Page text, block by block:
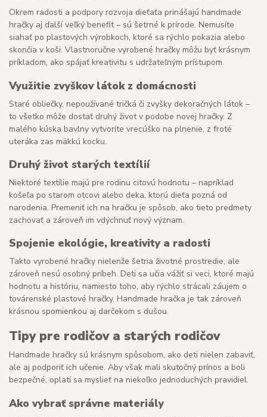
Okrem radosti a podpory rozvoja dieťaťa prinášajú handmade
hračky aj ďalší veľký benefit – sú šetrné k prírode. Nemusíte
siahať po plastových výrobkoch, ktoré sa rýchlo pokazia alebo
skončia v koši. Vlastnoručne vyrobené hračky môžu byť krásnym
príkladom, ako spájať kreativitu s udržateľným prístupom.
Využitie zvyškov látok z domácnosti
Staré obliečky, nepoužívané tričká či zvyšky dekoračných látok –
to všetko môže dostať druhý život v podobe novej hračky. Z
malého kúska bavlny vytvoríte vrecúško na plnenie, z froté
uteráka zas mäkkú kocku.
Druhý život starých textílií
Niektoré textílie majú pre rodinu citovú hodnotu – napríklad
košeľa po starom otcovi alebo deka, ktorú dieťa pozná od
narodenia. Premeniť ich na hračku je spôsob, ako tieto predmety
zachovať a zároveň im vdýchnuť nový význam.
Spojenie ekológie, kreativity a radosti
Takto vyrobené hračky nielenže šetria životné prostredie, ale
zároveň nesú osobný príbeh. Deti sa učia vážiť si veci, ktoré majú
hodnotu a históriu, namiesto toho, aby rýchlo strácali záujem o
továrenské plastové hračky. Handmade hračka je tak zároveň
krásnou spomienkou aj darčekom s dušou.
Tipy pre rodičov a starých rodičov
Handmade hračky sú krásnym spôsobom, ako deti nielen zabaviť,
ale aj podporiť ich učenie. Aby však mali skutočný prínos a boli
bezpečné, oplatí sa myslieť na niekoľko jednoduchých pravidiel.
Ako vybrať správne materiály